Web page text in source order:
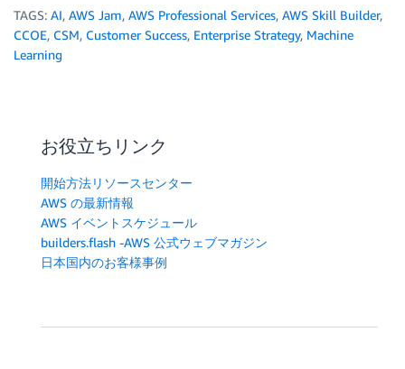
TAGS: AI, AWS Jam, AWS Professional Services, AWS Skill Builder,
CCOE, CSM, Customer Success, Enterprise Strategy, Machine
Learning
お役立ちリンク
開始方法リソースセンター
AWS の最新情報
AWS イベントスケジュール
builders.flash -AWS 公式ウェブマガジン
日本国内のお客様事例